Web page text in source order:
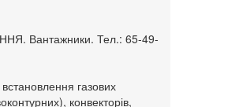
Вантажники. Тел.: 65-49-
газових
конвекторів,